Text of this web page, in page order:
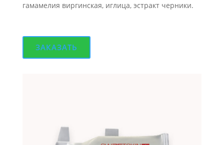
гамамелия виргинская, иглица, эстракт черники.
ЗАКАЗАТЬ